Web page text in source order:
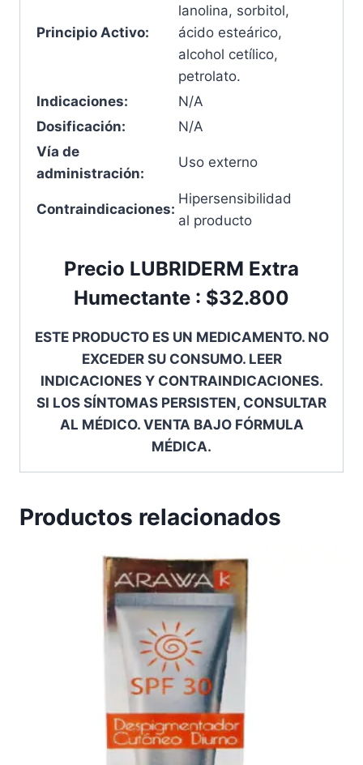
Principio Activo:
lanolina, sorbitol,
ácido esteárico,
alcohol cetílico,
petrolato.
Indicaciones:
N/A
Dosificación:
N/A
Vía de
administración:
Uso externo
Contraindicaciones:
Hipersensibilidad
al producto
Precio LUBRIDERM Extra
Humectante : $32.800
ESTE PRODUCTO ES UN MEDICAMENTO. NO
EXCEDER SU CONSUMO. LEER
INDICACIONES Y CONTRAINDICACIONES.
SI LOS SÍNTOMAS PERSISTEN, CONSULTAR
AL MÉDICO. VENTA BAJO FÓRMULA
MÉDICA.
Productos relacionados